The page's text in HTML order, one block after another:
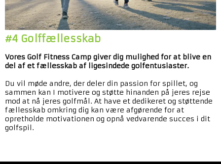
#4 Golffællesskab
Vores Golf Fitness Camp giver dig mulighed for at blive en
del af et fællesskab af ligesindede golfentusiaster.
Du vil møde andre, der deler din passion for spillet, og
sammen kan I motivere og støtte hinanden på jeres rejse
mod at nå jeres golfmål. At have et dedikeret og støttende
fællesskab omkring dig kan være afgørende for at
opretholde motivationen og opnå vedvarende succes i dit
golfspil.